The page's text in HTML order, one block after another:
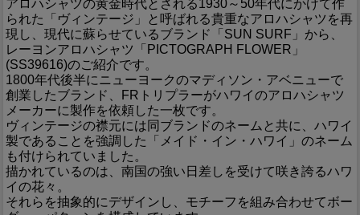
アロハシャツの黄金時代とされる1930～50年代にかけて作
られた「ヴィンテージ」と呼ばれる貴重なアロハシャツを再
現し、現代に蘇らせているブランド「SUN SURF」から、
レーヨンアロハシャツ「PICTOGRAPH FLOWER」
(SS39616)のご紹介です。
1800年代後半にニューヨークのマディソン・アベニューで
創業したブランド、FRトリプラーがハワイのアロハシャツ
メーカーに製作を依頼した一枚です。
ヴィンテージの襟元には同ブランドのネームと共に、ハワイ
製であることを強調した「メイド・イン・ハワイ」のネーム
も付けられていました。
描かれているのは、南国の強い日差しを受けて咲き誇るハワ
イの花々。
それらを抽象的にデザインし、モチーフを組み合わせてボー